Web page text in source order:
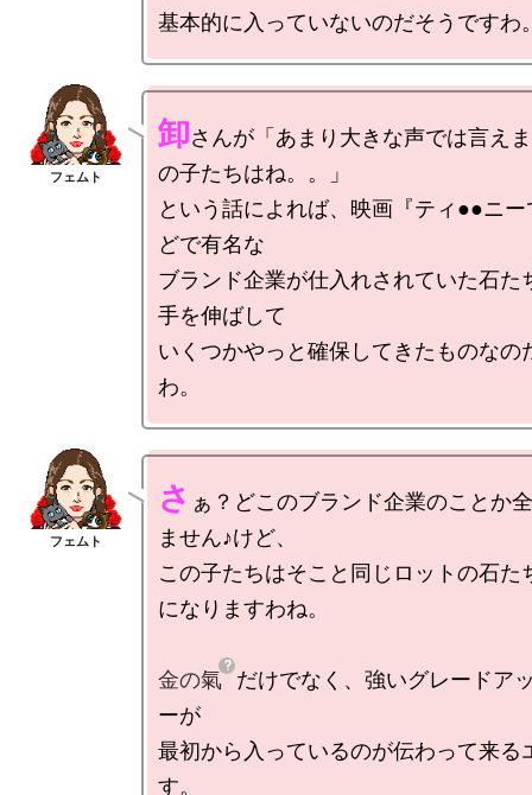
卸さんが「あまり大きな声では言え
の子たちはね。。」
という話によれば、映画『ティ●●ニ
どで有名な
ブランド企業が仕入れされていた石た
手を伸ばして
いくつかやっと確保してきたものなの
さ ぁ？どこのブランド企業のことか
ません♪けど、
この子たちはそこと同じロットの石た
になりますわね。
金の氣
だけでなく、強いグレードア
ーが
最初から入っているのが伝わって来る